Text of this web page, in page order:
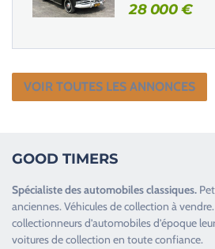
28 000€
VOIR TOUTES LES ANNONCES
GOOD TIMERS
Spécialiste desautomobiles classiques.
anciennes.Véhicules de collection à
collectionneurs d’automobiles d’époque
voitures de collection en toute confiance.